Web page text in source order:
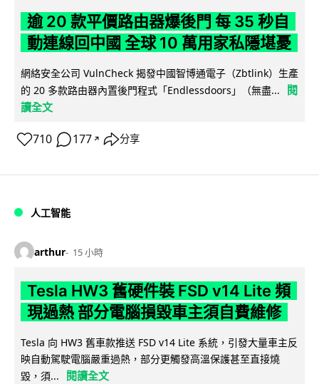
逾 20 款平價路由器爆後門 每 35 秒自
動連線回中國 全球 10 萬用家私隱堪憂
網絡安全公司 VulnCheck 揭發中國智博通電子（Zbtlink）生產
的 20 多款路由器內置後門程式「Endlessdoors」（無盡...
閱
讀全文
710 177 ↗ 分享
人工智能
arthur 15 小時
Tesla HW3 舊硬件裝 FSD v14 Lite 頻
現過熱 部分電腦損毀車主須自費維修
Tesla 向 HW3 舊車款推送 FSD v14 Lite 系統，引發大量車主反
映自動駕駛電腦嚴重過熱，部分更觸發高溫保護甚至直接燒
毀，須...
閱讀全文